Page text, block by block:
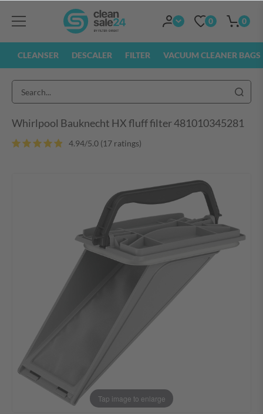
0 0
CLEANSER DESCALER FILTER VACUUM CLEANER BAGS
Whirlpool Bauknecht HX fluff filter 481010345281
4.94/5.0 (17 ratings)
Tap image to enlarge